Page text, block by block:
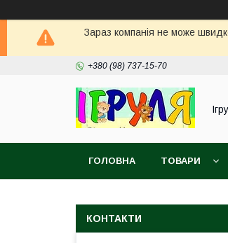
Зараз компанія не може
+380 (98) 737-15-70
ГОЛОВНА ТОВАРИ
КОНТАКТИ